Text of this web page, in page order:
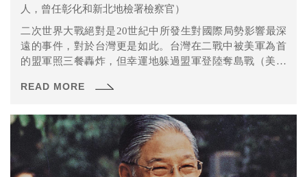
人，曾任彰化和新北地檢署檢察官）
二次世界大戰絕對是20世紀中所發生對國際局勢影響最深
遠的事件，對於台灣更是如此。台灣在二戰中被美軍為首
的盟軍照三餐轟炸，但幸運地躲過盟軍登陸奪島戰（美軍
被列為原子彈的目標名單之一），並在日本宣布投降後，
戰終戰的變局，台灣的角色突然充滿了難以言表的矛盾
感。
READ MORE